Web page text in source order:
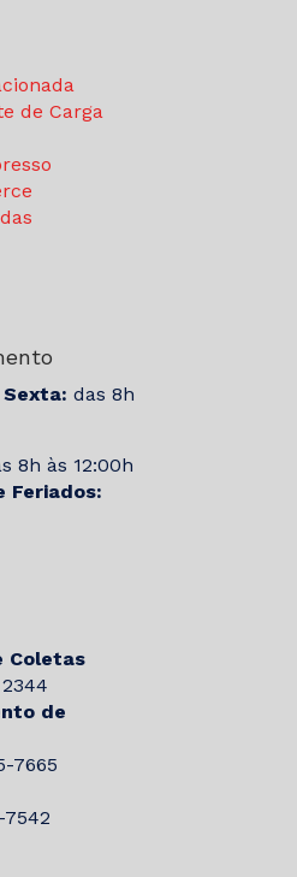
de Carga
Sexta:das 8h
8h às 12:00h
Feriados:
Coletas
de
7665
7542